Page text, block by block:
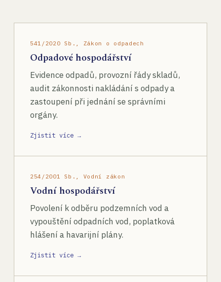
541/2020 Sb., Zákon o odpadech
Odpadové hospodářství
Evidence odpadů, provozní řády skladů,
audit zákonnosti nakládání s odpady a
zastoupení při jednání se správními
orgány.
Zjistit více →
254/2001 Sb., Vodní zákon
Vodní hospodářství
Povolení k odběru podzemních vod a
vypouštění odpadních vod, poplatková
hlášení a havarijní plány.
Zjistit více →